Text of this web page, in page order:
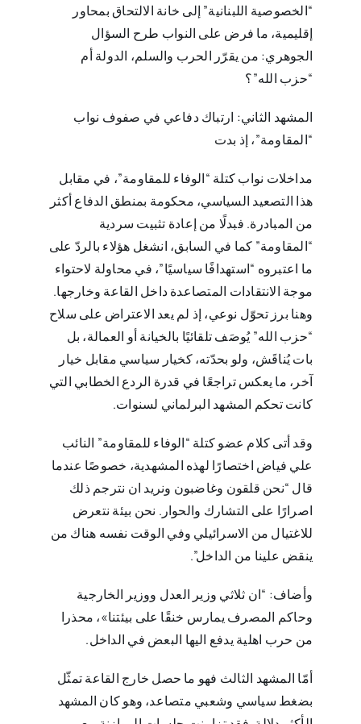
“الخصوصية اللبنانية” إلى خانة الالتحاق بمحاور
إقليمية، ما فرض على النواب طرح السؤال
الجوهري: من يقرّر الحرب والسلم، الدولة أم
“حزب الله”؟
المشهد الثاني: ارتباك دفاعي في صفوف نواب
“المقاومة”، إذ بدت
مداخلات نواب كتلة “الوفاء للمقاومة”، في مقابل
هذا التصعيد السياسي، محكومة بمنطق الدفاع أكثر
من المبادرة. فبدلًا من إعادة تثبيت سردية
“المقاومة” كما في السابق، انشغل هؤلاء بالردّ على
ما اعتبروه “استهدافًا سياسيًا”، في محاولة لاحتواء
موجة الانتقادات المتصاعدة داخل القاعة وخارجها.
وهنا برز تحوّل نوعي، إذ لم يعد الاعتراض على سلاح
“حزب الله” يُوصَف تلقائيًا بالخيانة أو العمالة، بل
بات يُناقَش، ولو بحدّته، كخيار سياسي مقابل خيار
آخر، ما يعكس تراجعًا في قدرة الردع الخطابي التي
كانت تحكم المشهد البرلماني لسنوات.
وقد أتى كلام عضو كتلة “الوفاء للمقاومة” النائب
علي فياض اختصارًا لهذه المشهدية، خصوصًا عندما
قال “نحن قلقون وغاضبون ونريد ان نترجم ذلك
اصرارًا على التشارك والحوار. نحن بيئة نتعرض
للاغتيال من الاسرائيلي وفي الوقت نفسه هناك من
ينقض علينا من الداخل”.
وأضاف: “ان ثلاثي وزير العدل ووزير الخارجية
وحاكم المصرف يمارس خنقًا على بيئتنا»، محذرا
من حرب اهلية يدفع اليها البعض في الداخل.
أمّا المشهد الثالث فهو ما حصل خارج القاعة تمثّل
بضغط سياسي وشعبي متصاعد، وهو كان المشهد